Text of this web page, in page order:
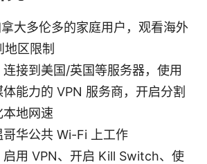
大多伦多的家庭用户，观看海外
地区限制
接到美国/英国等服务器，使用
能力的 VPN 服务商，开启分割
本地网速
华公共 Wi-Fi 上工作
启用 VPN、开启 Kill Switch、使